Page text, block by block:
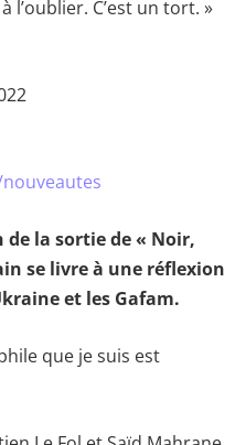
l’oublier. C’est un tort. »
de la sortie de « Noir,
se livre à une réflexion
et les Gafam.
que je suis est